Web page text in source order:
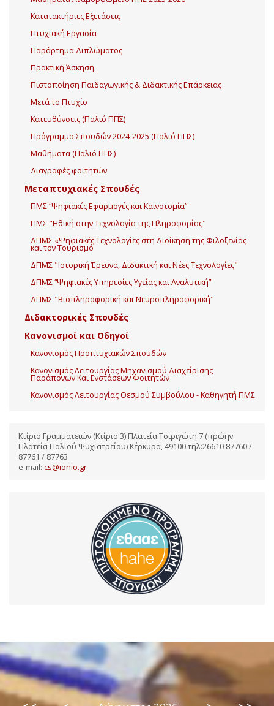
Κατατακτήριες Εξετάσεις
Πτυχιακή Εργασία
Παράρτημα Διπλώματος
Πρακτική Άσκηση
Πιστοποίηση Παιδαγωγικής & Διδακτικής Επάρκειας
Μετά το Πτυχίο
Κατευθύνσεις (Παλιό ΠΠΣ)
Πρόγραμμα Σπουδών 2024-2025 (Παλιό ΠΠΣ)
Μαθήματα (Παλιό ΠΠΣ)
Διαγραφές φοιτητών
Μεταπτυχιακές Σπουδές
ΠΜΣ “Ψηφιακές Εφαρμογές και Καινοτομία”
ΠΜΣ "Ηθική στην Τεχνολογία της Πληροφορίας"
ΔΠΜΣ «Ψηφιακές Τεχνολογίες στη Διοίκηση της Φιλοξενίας
και τον Τουρισμό
ΔΠΜΣ "Ιστορική Έρευνα, Διδακτική και Νέες Τεχνολογίες"
ΔΠΜΣ “Ψηφιακές Υπηρεσίες Υγείας και Αναλυτική”
ΔΠΜΣ "Βιοπληροφορική και Νευροπληροφορική"
Διδακτορικές Σπουδές
Κανονισμοί και Οδηγοί
Κανονισμός Προπτυχιακών Σπουδών
Κανονισμός Λειτουργίας Μηχανισμού Διαχείρισης
Παράπονων Και Ενστάσεων Φοιτητών
Κανονισμός Λειτουργίας Θεσμού Συμβούλου - Καθηγητή ΠΜΣ
Κτίριο Γραμματειών (Κτίριο 3) Πλατεία Τσιριγώτη 7 (πρώην
Πλατεία Παλιού Ψυχιατρείου) Κέρκυρα, 49100 τηλ:26610 87760 /
87761 / 87763
e-mail: cs@ionio.gr